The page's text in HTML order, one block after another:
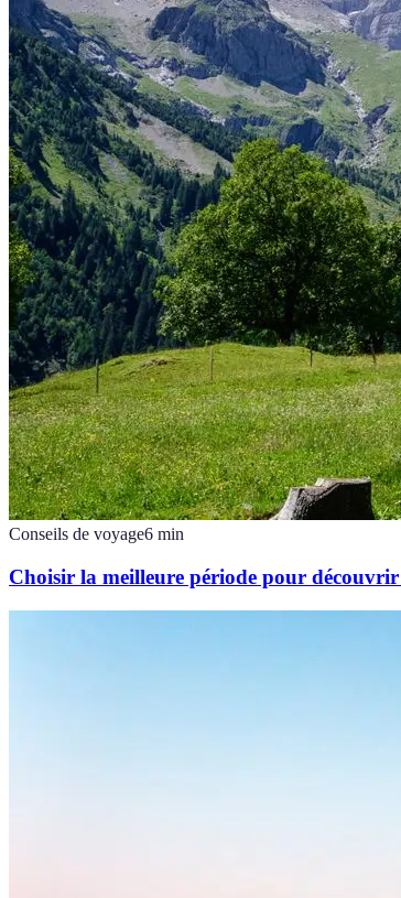
Conseils de voyage6 min
Choisir la meilleure période pour découvrir